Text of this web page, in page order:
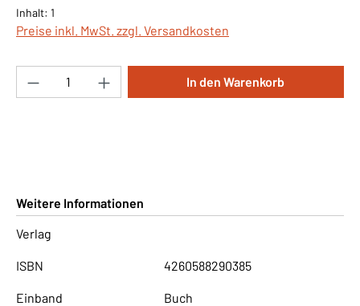
Inhalt: 1
Preise inkl. MwSt. zzgl. Versandkosten
Produkt Anzahl: Gib den gewünschten
In den Warenkorb
Weitere Informationen
Verlag
ISBN 4260588290385
Einband Buch